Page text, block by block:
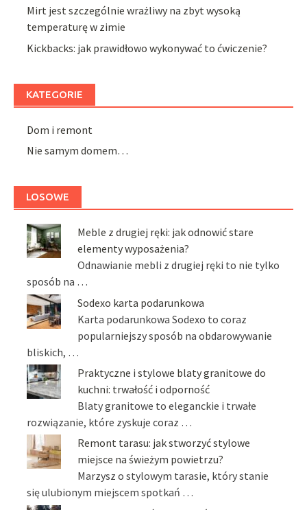
Mirt jest szczególnie wrażliwy na zbyt wysoką
temperaturę w zimie
Kickbacks: jak prawidłowo wykonywać to ćwiczenie?
KATEGORIE
Dom i remont
Nie samym domem…
LOSOWE
Meble z drugiej ręki: jak odnowić stare
elementy wyposażenia?
Odnawianie mebli z drugiej ręki to nie tylko
sposób na …
Sodexo karta podarunkowa
Karta podarunkowa Sodexo to coraz
popularniejszy sposób na obdarowywanie
bliskich, …
Praktyczne i stylowe blaty granitowe do
kuchni: trwałość i odporność
Blaty granitowe to eleganckie i trwałe
rozwiązanie, które zyskuje coraz …
Remont tarasu: jak stworzyć stylowe
miejsce na świeżym powietrzu?
Marzysz o stylowym tarasie, który stanie
się ulubionym miejscem spotkań …